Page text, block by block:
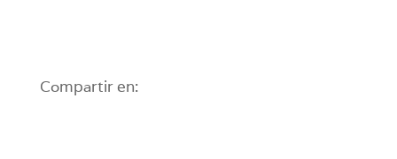
Compartir en: